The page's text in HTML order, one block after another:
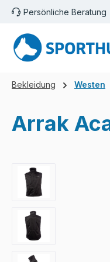
Hauptinhalt springen
Zur Suche springen
ZurPersönliche Beratung
Bekleidung Westen
Arrak
Bildergalerie